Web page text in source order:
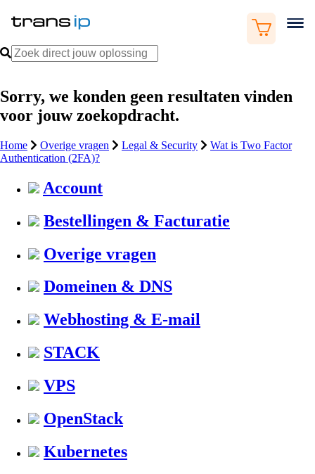
Sorry, we konden geen resultaten vinden
voor jouw zoekopdracht.
Home Overige vragen Legal & Security
Wat is Two Factor
Authentication (2FA)?
Account
Bestellingen & Facturatie
Overige vragen
Domeinen & DNS
Webhosting & E-mail
STACK
VPS
OpenStack
Kubernetes